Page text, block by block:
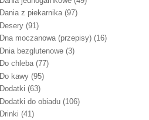
Dania z piekarnika (97)
Desery (91)
Dna moczanowa (przepisy) (16)
Dnia bezglutenowe (3)
Do chleba (77)
Do kawy (95)
Dodatki (63)
Dodatki do obiadu (106)
Drinki (41)